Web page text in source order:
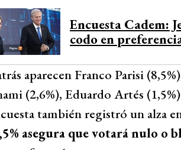
Encuesta Cadem:
codo en
aparecen Franco Parisi
(2,6%), Eduardo Artés
también registró un alza
asegura que votará nulo o